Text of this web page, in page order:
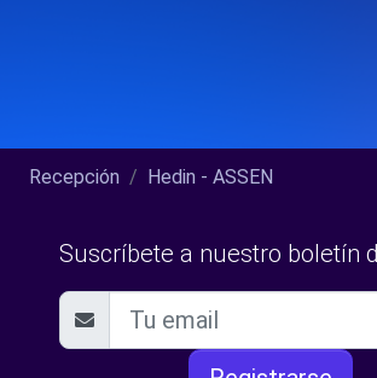
Recepción Hedin - ASSEN
Suscríbete a nuestro boletín